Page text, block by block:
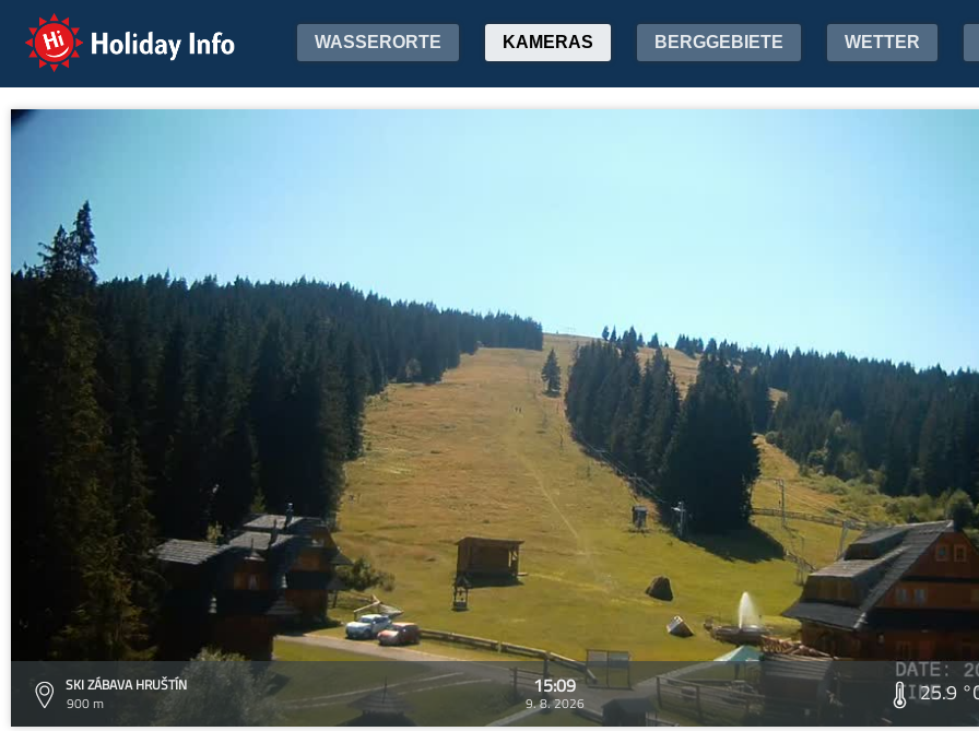
Holiday Info WASSERORTE KAMERAS BERGGEBIETE WETTER
SKI ZÁBAVA HRUŠTÍN
900 m
15:09
9. 8. 2026 25.9